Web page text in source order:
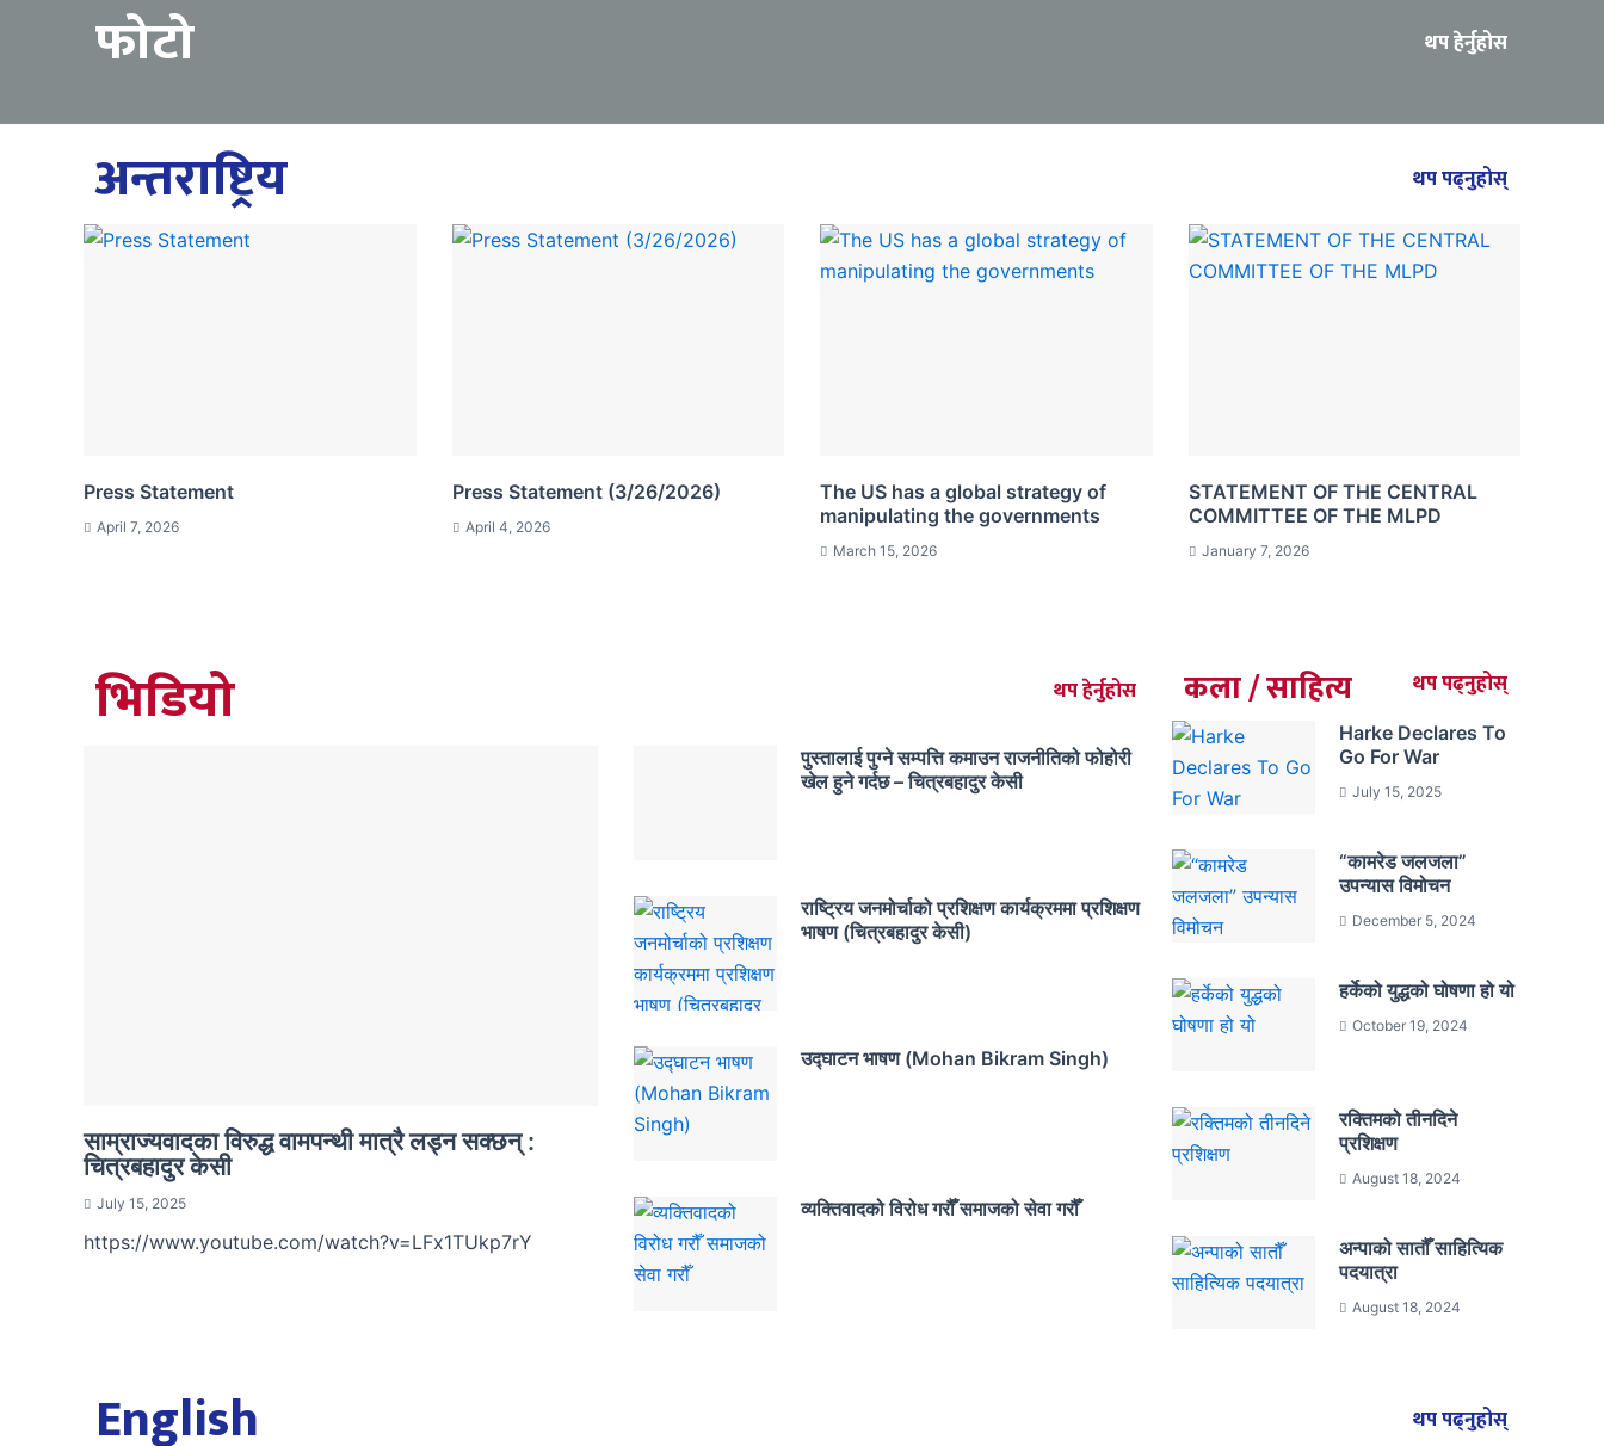
फोटो थप हेर्नुहोस
अन्तराष्ट्रिय थप पढ्नुहोस्
Press Statement
April 7, 2026
Press Statement (3/26/2026)
April 4, 2026
The US has a global strategy of
manipulating the governments
March 15, 2026
STATEMENT OF THE CENTRAL
COMMITTEE OF THE MLPD
January 7, 2026
भिडियो थप हेर्नुहोस
साम्राज्यवादका विरुद्ध वामपन्थी मात्रै लड्न सक्छन् :
चित्रबहादुर केसी
July 15, 2025
https://www.youtube.com/watch?v=LFx1TUkp7rY
पुस्तालाई पुग्ने सम्पत्ति कमाउन राजनीतिको फोहोरी
खेल हुने गर्दछ – चित्रबहादुर केसी
राष्ट्रिय जनमोर्चाको प्रशिक्षण कार्यक्रममा प्रशिक्षण
भाषण (चित्रबहादुर केसी)
उद्घाटन भाषण (Mohan Bikram Singh)
व्यक्तिवादको विरोध गरौँ समाजको सेवा गरौँ
कला / साहित्य थप पढ्नुहोस्
Harke Declares To
Go For War
July 15, 2025
“कामरेड जलजला”
उपन्यास विमोचन
December 5, 2024
हर्केको युद्धको घोषणा हो यो
October 19, 2024
रक्तिमको तीनदिने
प्रशिक्षण
August 18, 2024
अन्पाको सातौँ साहित्यिक
पदयात्रा
August 18, 2024
English थप पढ्नुहोस्